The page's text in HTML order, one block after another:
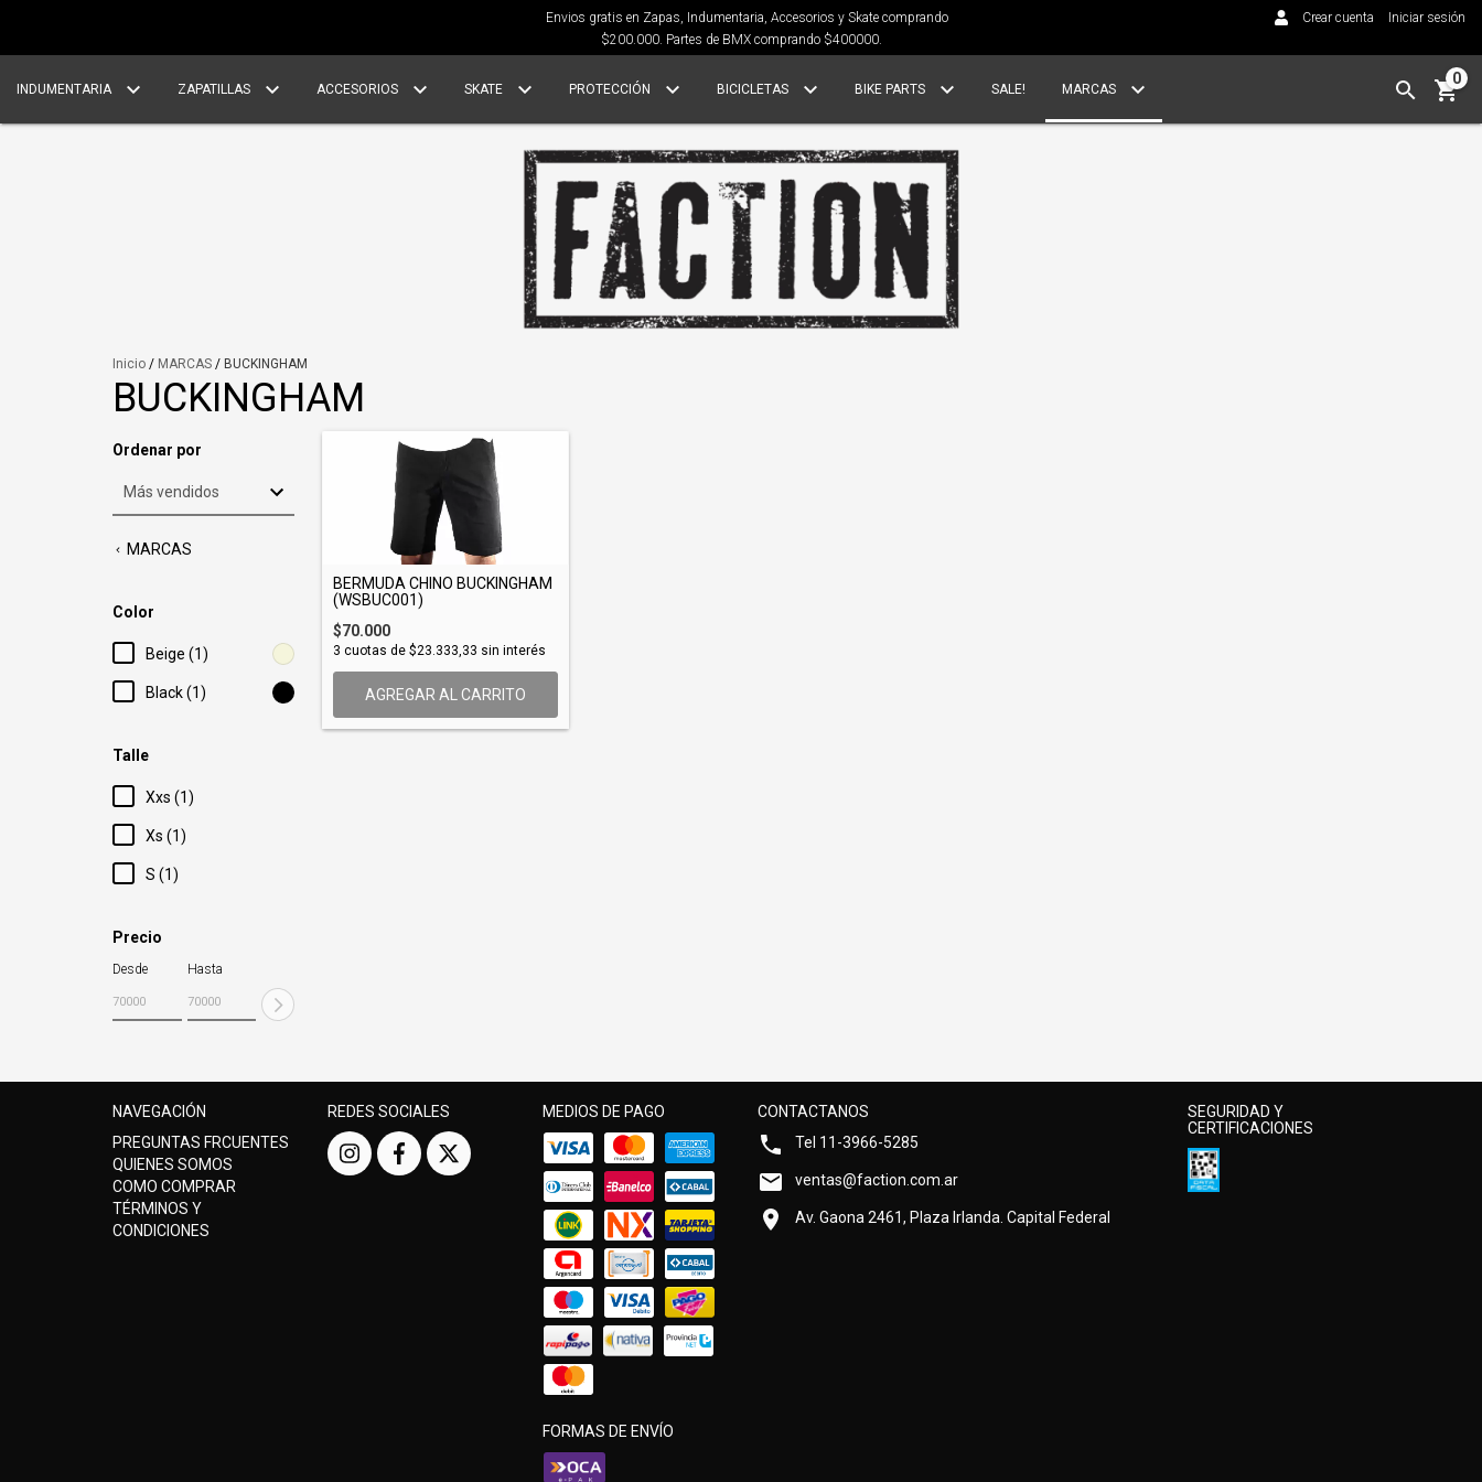
Envios gratis en Zapas, Indumentaria, Accesorios y Skate comprando
$200.000. Partes de BMX comprando $400000.
Crear cuenta Iniciar sesión
INDUMENTARIA ZAPATILLAS ACCESORIOS SKATE PROTECCIÓN BICICLETAS BIKE PARTS SALE! MARCAS
0
Inicio / MARCAS / BUCKINGHAM
BUCKINGHAM
Ordenar por
MARCAS
Color
Beige (1)
Black (1)
Talle
Xxs (1)
Xs (1)
S (1)
Precio
Desde Hasta
BERMUDA CHINO BUCKINGHAM
(WSBUC001)
$70.000
3 cuotas de $23.333,33 sin interés
AGREGAR AL CARRITO
NAVEGACIÓN
PREGUNTAS FRCUENTES
QUIENES SOMOS
COMO COMPRAR
TÉRMINOS Y
CONDICIONES
REDES SOCIALES MEDIOS DE PAGO
FORMAS DE ENVÍO
CONTACTANOS
Tel 11-3966-5285
ventas@faction.com.ar
Av. Gaona 2461, Plaza Irlanda. Capital Federal
SEGURIDAD Y
CERTIFICACIONES